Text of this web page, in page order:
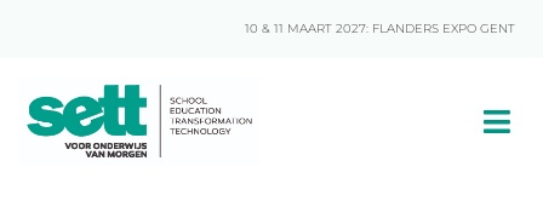
10 & 11 MAART 2027: FLANDERS EXPO GENT